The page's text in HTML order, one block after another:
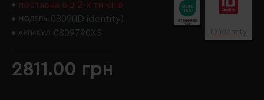
поставка від 2-х тижнів
МОДЕЛЬ: 0809(ID identity)
АРТИКУЛ: 0809790XS ID identity
2811.00 грн